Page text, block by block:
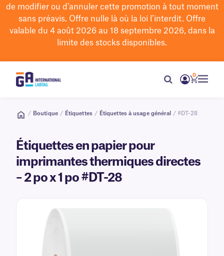
de modifierou d’annuler cette promotion à tout moment
sans préavis. Offre nulle là où la loi l’interdit. Offre
valable du 4 août 2026 au 18 septembre 2026, dans la
limite des stocks disponibles.
0
/ Boutique / Étiquettes / Étiquettes à usage général / #DT-28
Étiquettes en papier pour
imprimantes thermiques directes
– 2 po x 1 po #DT-28